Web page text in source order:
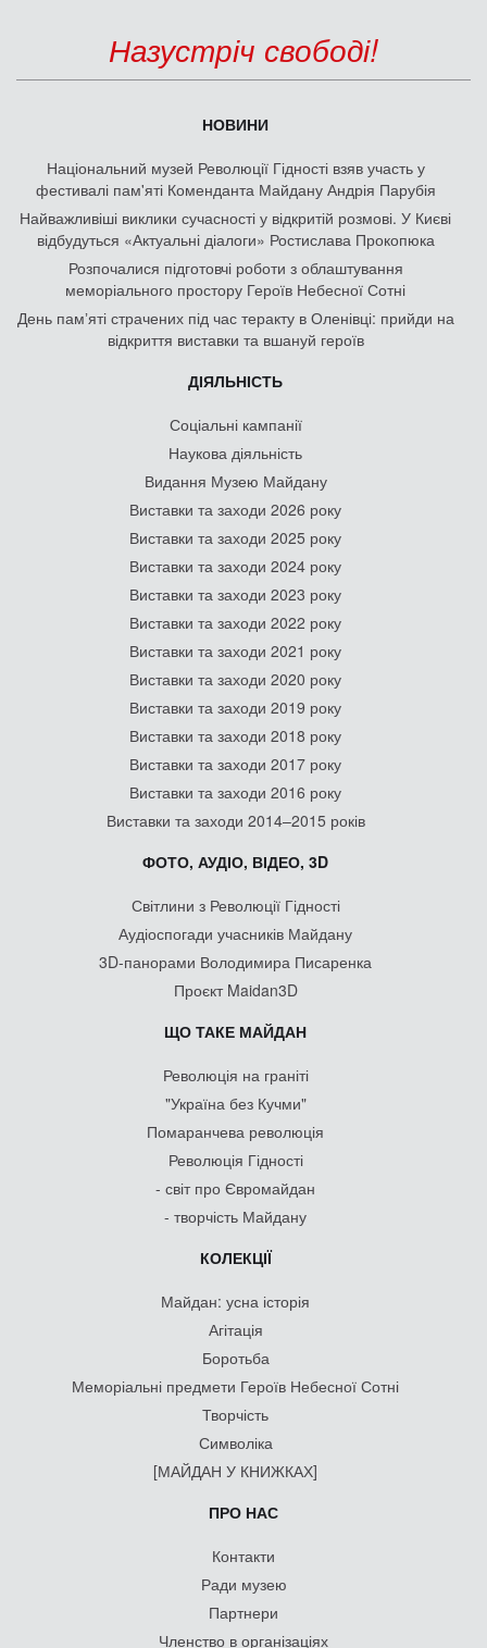
Назустріч свободі!
НОВИНИ
Національний музей Революції Гідності взяв участь у
фестивалі пам'яті Коменданта Майдану Андрія Парубія
Найважливіші виклики сучасності у відкритій розмові. У Києві
відбудуться «Актуальні діалоги» Ростислава Прокопюка
Розпочалися підготовчі роботи з облаштування
меморіального простору Героїв Небесної Сотні
День памʼяті страчених під час теракту в Оленівці: прийди на
відкриття виставки та вшануй героїв
ДІЯЛЬНІСТЬ
Соціальні кампанії
Наукова діяльність
Видання Музею Майдану
Виставки та заходи 2026 року
Виставки та заходи 2025 року
Виставки та заходи 2024 року
Виставки та заходи 2023 року
Виставки та заходи 2022 року
Виставки та заходи 2021 року
Виставки та заходи 2020 року
Виставки та заходи 2019 року
Виставки та заходи 2018 року
Виставки та заходи 2017 року
Виставки та заходи 2016 року
Виставки та заходи 2014–2015 років
ФОТО, АУДІО, ВІДЕО, 3D
Світлини з Революції Гідності
Аудіоспогади учасників Майдану
3D-панорами Володимира Писаренка
Проєкт Maidan3D
ЩО ТАКЕ МАЙДАН
Революція на граніті
"Україна без Кучми"
Помаранчева революція
Революція Гідності
- світ про Євромайдан
- творчість Майдану
КОЛЕКЦІЇ
Майдан: усна історія
Агітація
Боротьба
Меморіальні предмети Героїв Небесної Сотні
Творчість
Символіка
[МАЙДАН У КНИЖКАХ]
ПРО НАС
Контакти
Ради музею
Партнери
Членство в організаціях